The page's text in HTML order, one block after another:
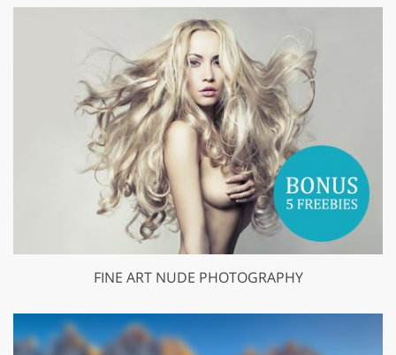
FINE ART NUDE PHOTOGRAPHY